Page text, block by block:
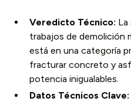
Veredicto Técnico: La
trabajos de demolición
está en una categoría
fracturar concreto y
potencia inigualables.
Datos Técnicos Clave: